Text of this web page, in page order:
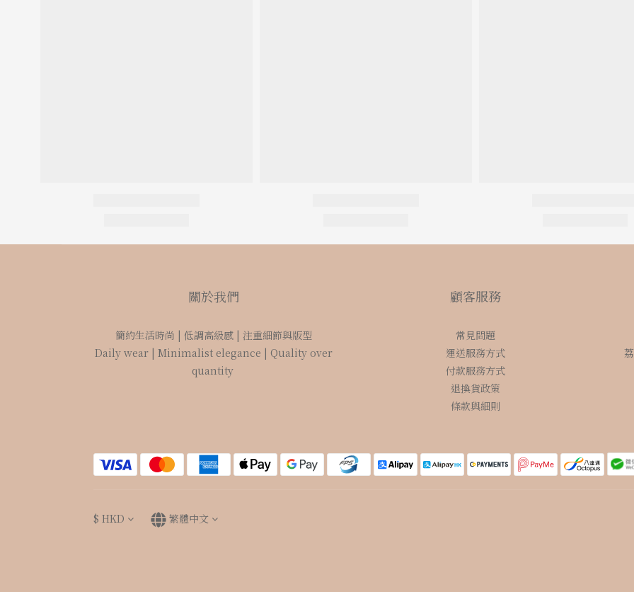
關於我們
簡約生活時尚 | 低調高級感 | 注重細節與版型
Daily wear | Minimalist elegance | Quality over
quantity
顧客服務
常見問題
運送服務方式
付款服務方式
退換貨政策
條款與細則
$ HKD 繁體中文